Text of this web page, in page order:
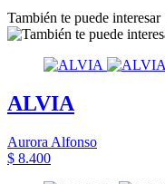
También te puede interesar
ALVIA
Aurora Alfonso
$ 8.400